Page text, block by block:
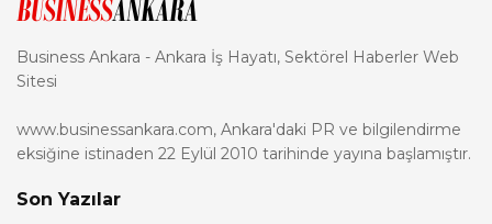
Business Ankara - Ankara İş Hayatı, Sektörel Haberler Web
Sitesi
www.businessankara.com, Ankara'daki PR ve bilgilendirme
eksiğine istinaden 22 Eylül 2010 tarihinde yayına başlamıştır.
Son Yazılar